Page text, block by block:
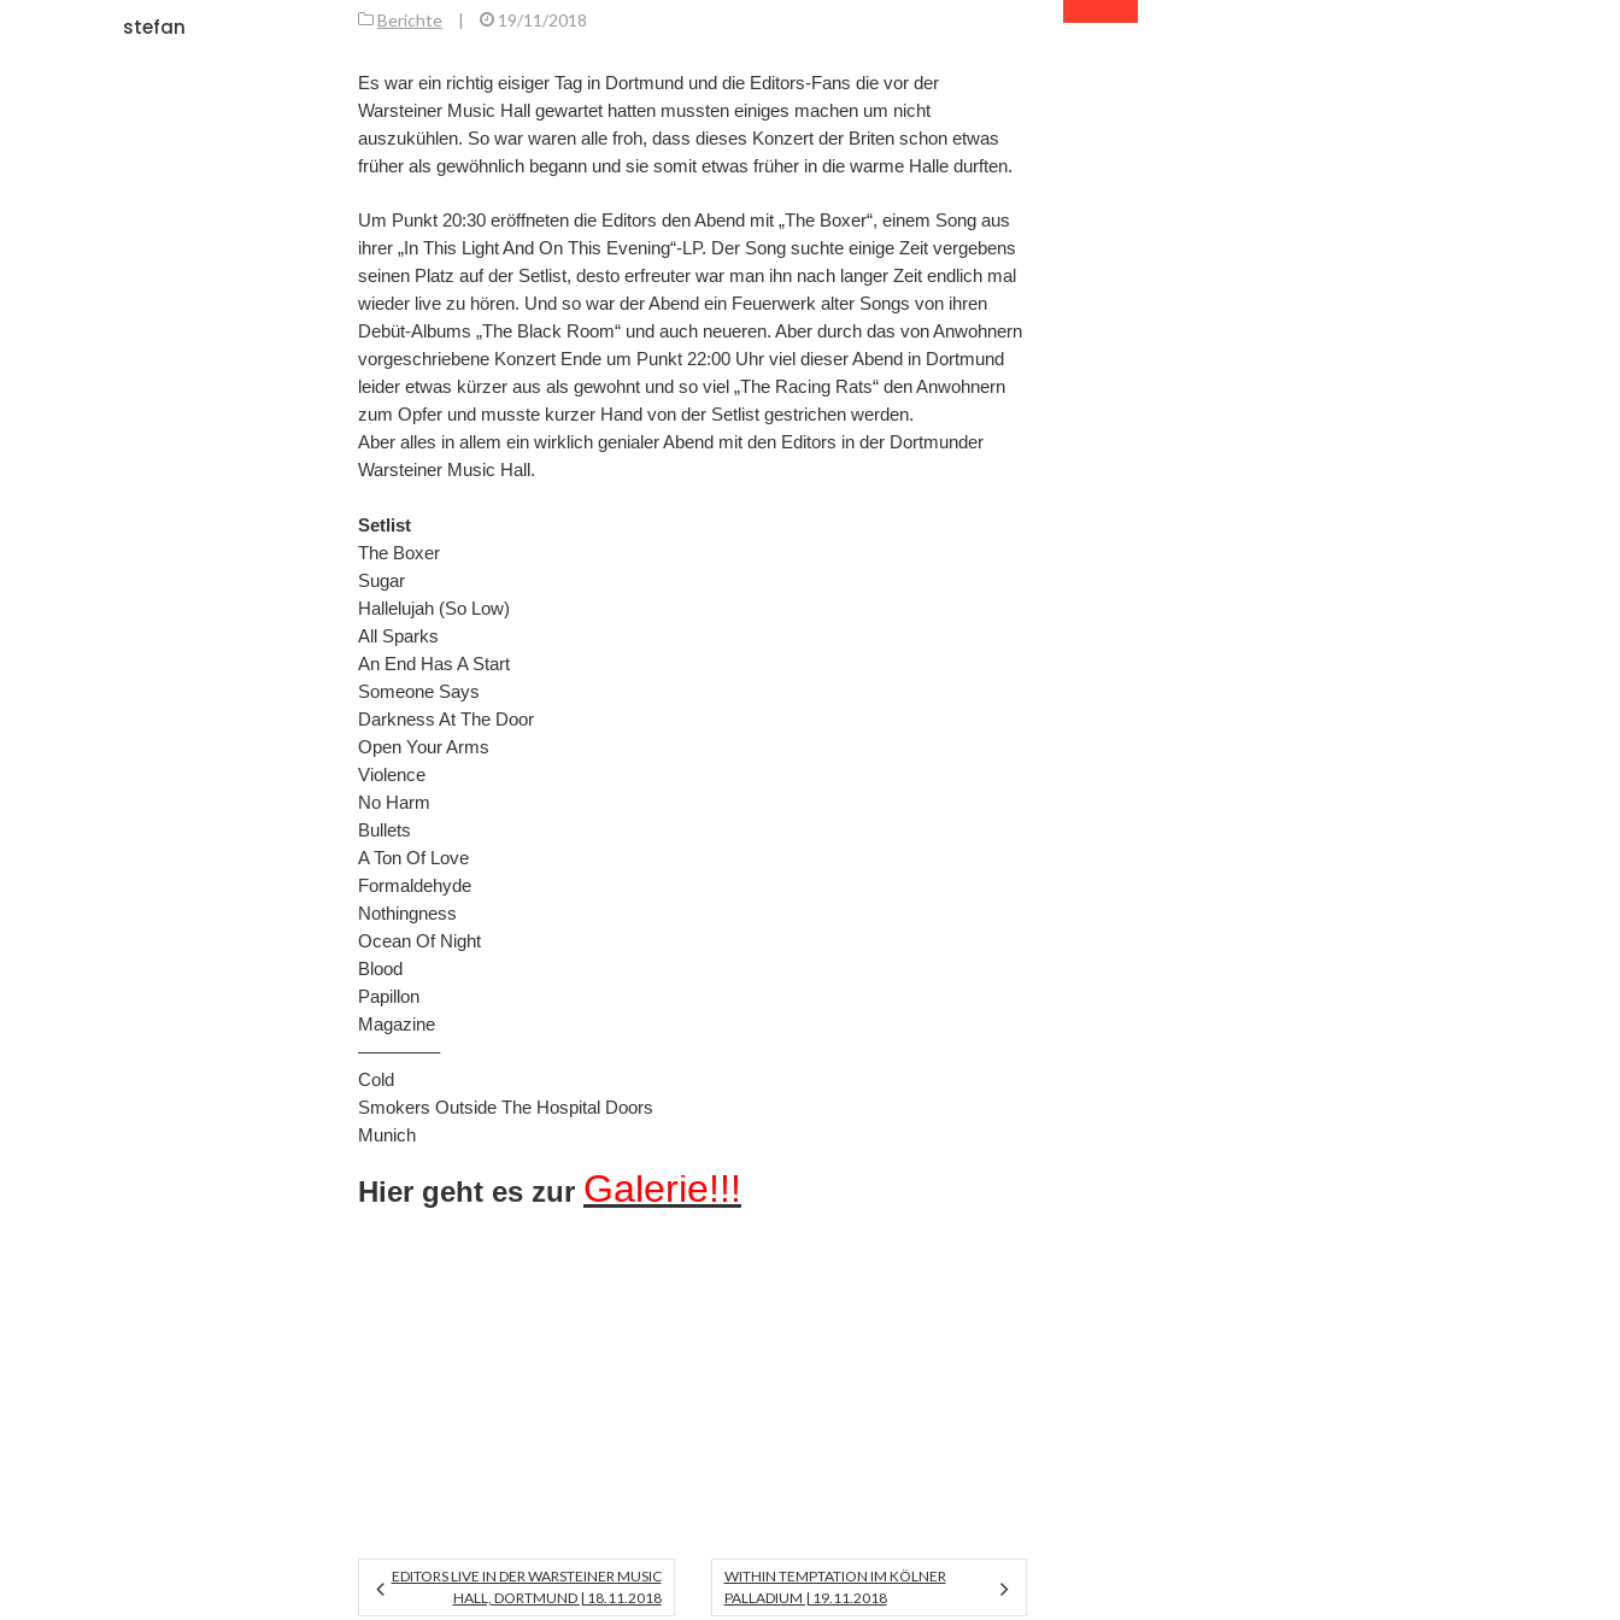
stefan Berichte | 19/11/2018
Es war ein richtig eisiger Tag in Dortmund und die Editors-Fans die vor der
Warsteiner Music Hall gewartet hatten mussten einiges machen um nicht
auszukühlen. So war waren alle froh, dass dieses Konzert der Briten schon etwas
früher als gewöhnlich begann und sie somit etwas früher in die warme Halle durften.
Um Punkt 20:30 eröffneten die Editors den Abend mit „The Boxer“, einem Song aus
ihrer „In This Light And On This Evening“-LP. Der Song suchte einige Zeit vergebens
seinen Platz auf der Setlist, desto erfreuter war man ihn nach langer Zeit endlich mal
wieder live zu hören. Und so war der Abend ein Feuerwerk alter Songs von ihren
Debüt-Albums „The Black Room“ und auch neueren. Aber durch das von Anwohnern
vorgeschriebene Konzert Ende um Punkt 22:00 Uhr viel dieser Abend in Dortmund
leider etwas kürzer aus als gewohnt und so viel „The Racing Rats“ den Anwohnern
zum Opfer und musste kurzer Hand von der Setlist gestrichen werden.
Aber alles in allem ein wirklich genialer Abend mit den Editors in der Dortmunder
Warsteiner Music Hall.
Setlist
The Boxer
Sugar
Hallelujah (So Low)
All Sparks
An End Has A Start
Someone Says
Darkness At The Door
Open Your Arms
Violence
No Harm
Bullets
A Ton Of Love
Formaldehyde
Nothingness
Ocean Of Night
Blood
Papillon
Magazine
————–
Cold
Smokers Outside The Hospital Doors
Munich
Hier geht es zur Galerie!!!
EDITORS LIVE IN DER WARSTEINER MUSIC
HALL, DORTMUND | 18.11.2018
WITHIN TEMPTATION IM KÖLNER
PALLADIUM | 19.11.2018